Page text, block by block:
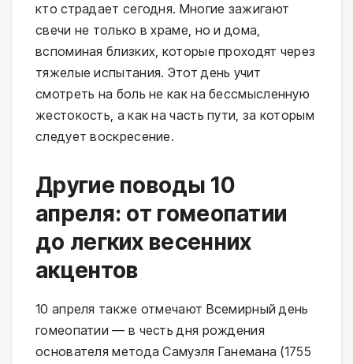
кто страдает сегодня. Многие зажигают
свечи не только в храме, но и дома,
вспоминая близких, которые проходят через
тяжелые испытания. Этот день учит
смотреть на боль не как на бессмысленную
жестокость, а как на часть пути, за которым
следует воскресение.
Другие поводы 10
апреля: от гомеопатии
до легких весенних
акцентов
10 апреля также отмечают Всемирный день
гомеопатии — в честь дня рождения
основателя метода Самуэля Ганемана (1755